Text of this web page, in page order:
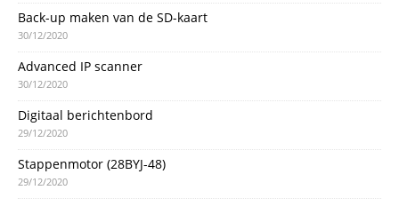
Back-up maken van de SD-kaart
30/12/2020
Advanced IP scanner
30/12/2020
Digitaal berichtenbord
29/12/2020
Stappenmotor (28BYJ-48)
29/12/2020